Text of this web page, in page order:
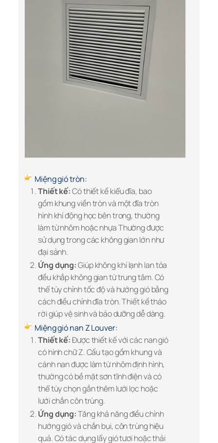
Miệng gió tròn:
Thiết kế:Có thiết kế kiểu đĩa, bao
gồm khung viền tròn và một đĩa tròn
hình khí động học bên trong, thường
làm từ nhôm hoặc nhựa Thường được
sử dụng trong các không gian lớn như
đại sảnh.
Ứng dụng:Giúp không khí lạnh lan tỏa
đều khắp không gian từ trung tâm. Có
thể tùy chỉnh tốc độ và hướng gió bằng
cách điều chỉnh đĩa tròn. Thiết kế tháo
rời giúp vệ sinh và bảo dưỡng dễ dàng.
Miệng gió nan Z Louver:
Thiết kế:Được thiết kế với các nan gió
có hình chữ Z. Cấu tạo gồm khung và
cánh nan được làm từ nhôm định hình,
thường có bề mặt sơn tĩnh điện và có
thể tùy chọn gắn thêm lưới lọc hoặc
lưới chắn côn trùng.
Ứng dụng:Tăng khả năng điều chỉnh
hướng gió và chắn bụi, côn trùng hiệu
quả. Có tác dụng lấy gió tươi hoặc thải